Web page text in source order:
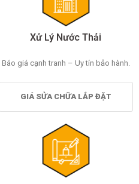
Xử Lý Nước Thải
Báo giá cạnh tranh – Uy tín bảo hành.
GIÁ SỬA CHỮA LẮP ĐẶT